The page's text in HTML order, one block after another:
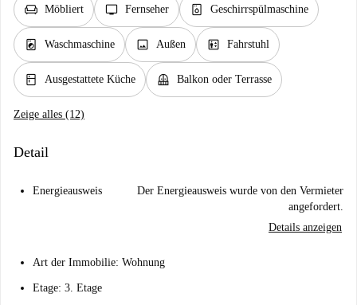
chair Möbliert tv Fernseher dishwasher_gen Geschirrspülmaschine
local_laundry_service Waschmaschine image Außen elevator Fahrstuhl
kitchen Ausgestattete Küche balcony Balkon oder Terrasse
Zeige alles (12)
Detail
Energieausweis
Der Energieausweis wurde von den Vermieter
angefordert.
Details anzeigen
Art der Immobilie: Wohnung
Etage: 3. Etage